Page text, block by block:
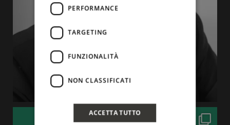
PERFORMANCE
TARGETING
FUNZIONALITÀ
NON CLASSIFICATI
ACCETTA TUTTO